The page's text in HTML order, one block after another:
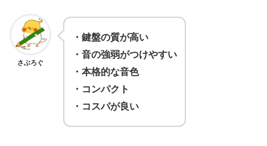
さぶろぐ
・鍵盤の質が高い
・音の強弱がつけやすい
・本格的な音色
・コンパクト
・コスパが良い